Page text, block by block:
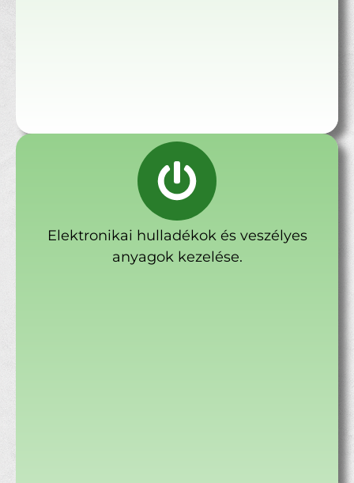
Elektronikai hulladékok és veszélyes
anyagok kezelése.